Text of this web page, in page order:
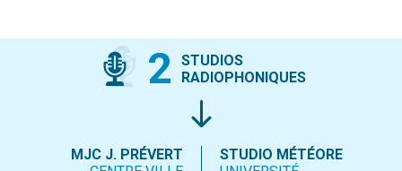
2
STUDIOS
RADIOPHONIQUES
MJC J. PRÉVERT
STUDIO MÉTÉORE